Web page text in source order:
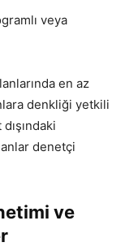
veya
en az
denkliği yetkili
denetçi
ve